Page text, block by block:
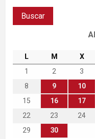
L M X
1
2 3
8
9 10
15
16 17
22
23 24
29
30